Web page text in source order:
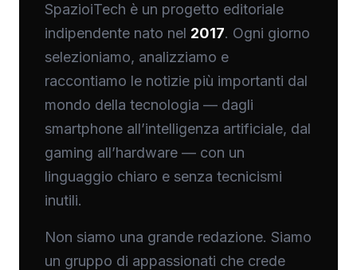
SpazioiTech è un progetto editoriale
indipendente nato nel 2017. Ogni giorno
selezioniamo, analizziamo e
raccontiamo le notizie più importanti dal
mondo della tecnologia — dagli
smartphone all’intelligenza artificiale, dal
gaming all’hardware — con un
linguaggio chiaro e senza tecnicismi
inutili.
Non siamo una grande redazione. Siamo
un gruppo di appassionati che crede